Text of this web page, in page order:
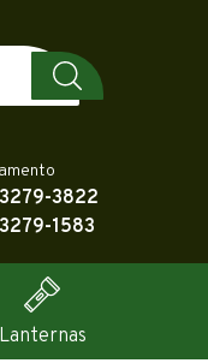
3822
1583
Lanternas